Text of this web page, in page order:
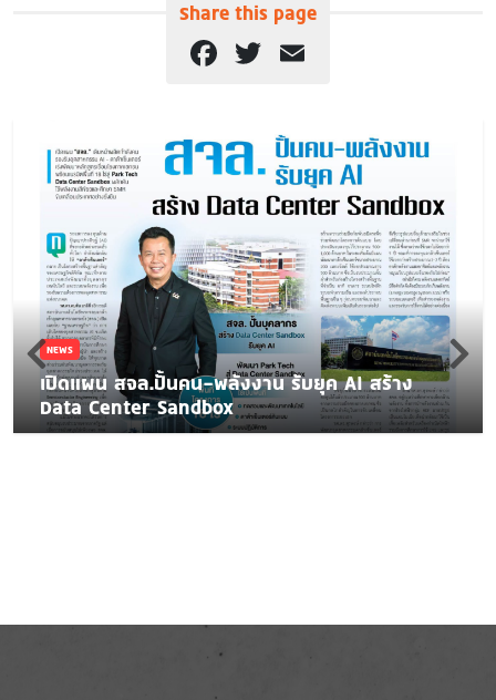
Share this page
Facebook
Twitter
NEWS
เปิดแผน สจล.ปั้นคน-พลังงาน รับยุค AI สร้าง
Data Center Sandbox